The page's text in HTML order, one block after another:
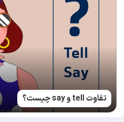
تفاوت tell و say چیست؟